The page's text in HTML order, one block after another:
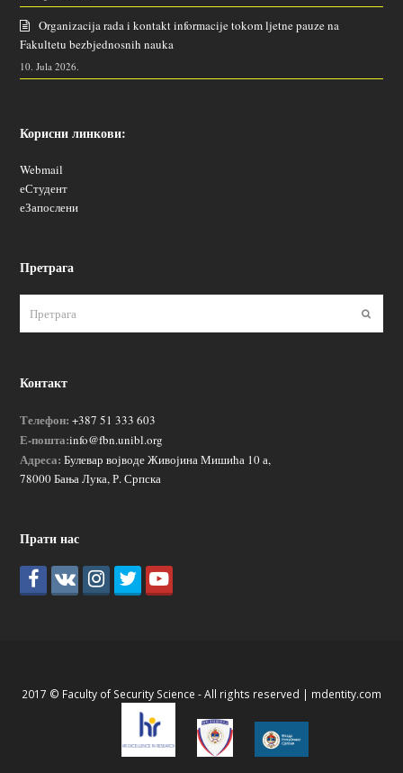
Organizacija rada i kontakt informacije tokom ljetne pauze na
Fakultetu bezbjednosnih nauka
10. Jula 2026.
Корисни линкови:
Webmail
еСтудент
еЗапослени
Претрага
Контакт
Телефон: +387 51 333 603
Е-пошта:info@fbn.unibl.org
Адреса: Булевар војводе Живојина Мишића 10 а,
78000 Бања Лука, Р. Српска
Прати нас
2017 © Faculty of Security Science - All rights reserved | mdentity.com